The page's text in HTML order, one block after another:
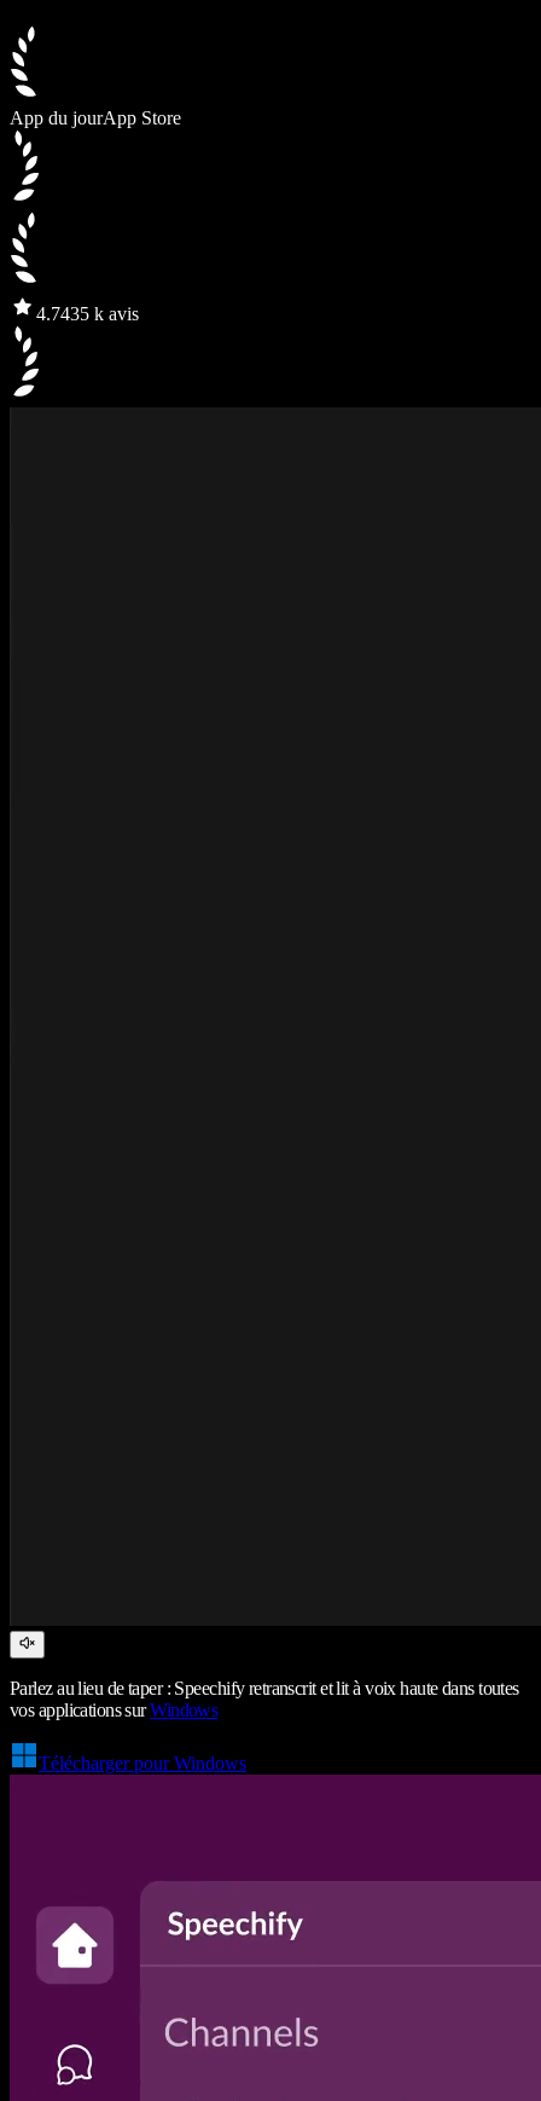
App du jourApp Store
4.7435 k avis
Parlez au lieu de taper : Speechify retranscrit et lit à voix haute dans toutes
vos applications surWindows
Télécharger pour Windows